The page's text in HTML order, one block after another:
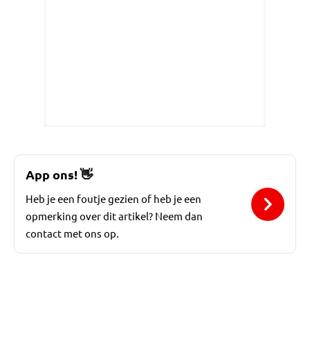
App ons!👋
Heb je een foutje gezien of heb je een
opmerking over dit artikel? Neem dan
contact met ons op.